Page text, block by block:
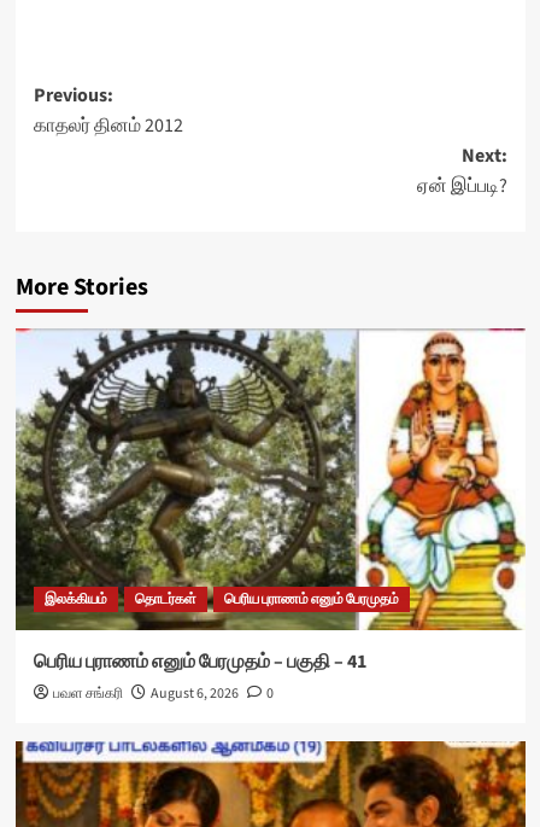
Post
navigation
Previous:
காதலர் தினம் 2012
Next:
ஏன் இப்படி?
More Stories
இலக்கியம் தொடர்கள் பெரிய புராணம் எனும் பேரமுதம்
பெரிய புராணம் எனும் பேரமுதம் – பகுதி – 41
பவள சங்கரி August 6, 2026 0